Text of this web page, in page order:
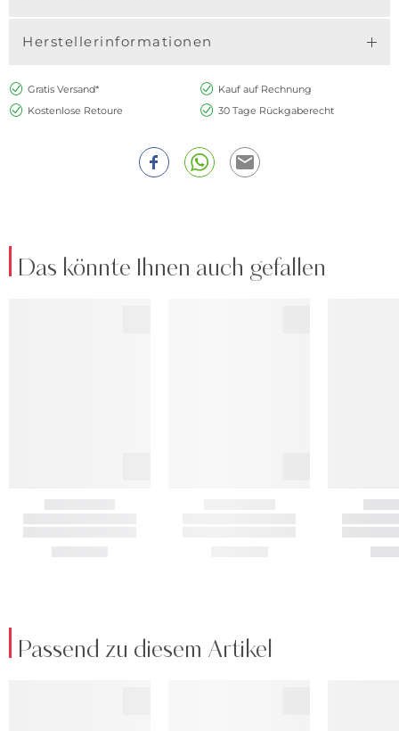
Herstellerinformationen
Gratis Versand*
Kauf auf Rechnung
Kostenlose Retoure
30 Tage Rückgaberecht
Das könnte Ihnen auch gefallen
Passend zu diesem Artikel